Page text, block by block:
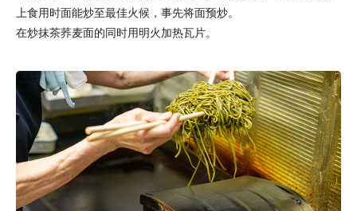
上食用时面能炒至最佳火候，事先将面预炒。
在炒抹茶荞麦面的同时用明火加热瓦片。